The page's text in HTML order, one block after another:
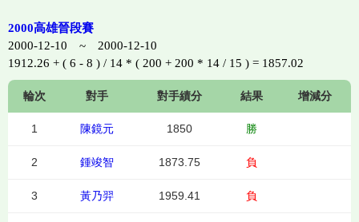
2000高雄晉段賽
2000-12-10 ~ 2000-12-10
1912.26 + ( 6 - 8 ) / 14 * ( 200 + 200 * 14 / 15 ) = 1857.02
輪次 對手 對手績分 結果 增減分
1 陳鏡元 1850 勝
2 鍾竣智 1873.75 負
3 黃乃羿 1959.41 負